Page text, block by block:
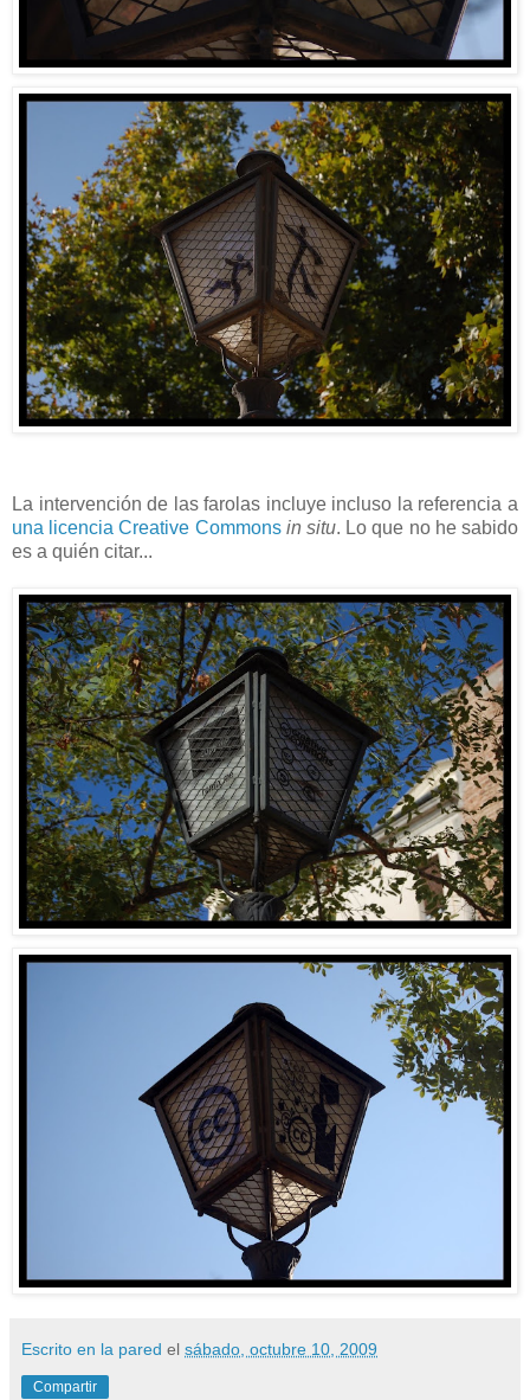
La intervención de las farolas incluye incluso la referencia a
una licencia Creative Commons in situ. Lo que no he sabido
es a quién citar...
Escrito en la pared el sábado, octubre 10, 2009
Compartir